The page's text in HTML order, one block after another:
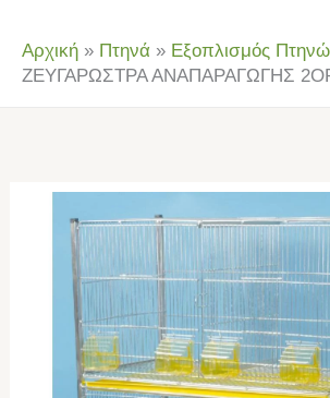
Αρχική » Πτηνά » Εξοπλισμός
ΖΕΥΓΑΡΩΣΤΡΑ ΑΝΑΠΑΡΑΓΩΓΗΣ
ΑΝΑΠΑΡΑΓΩΓΗΣ
2ΟΡΟΦΗ
ΝΙΚΕΛ
ποσότητα